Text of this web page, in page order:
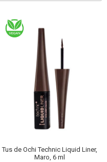
Tus de Ochi Technic Liquid Liner,
Maro, 6 ml